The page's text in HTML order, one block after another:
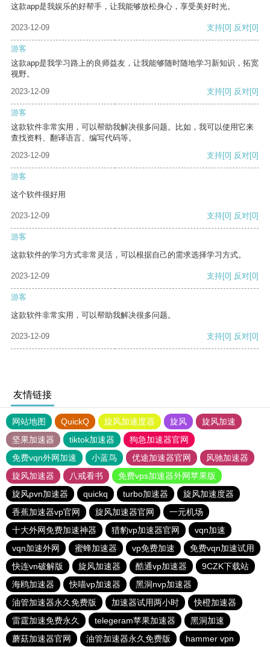
这款app是我娱乐的好帮手，让我能够放松身心，享受美好时光。
2023-12-09 支持[0] 反对[0]
游客
这款app是我学习路上的良师益友，让我能够随时随地学习新知识，拓宽
视野。
2023-12-09
支持[0] 反对[0]
游客
这款软件非常实用，可以帮助我解决很多问题。比如，我可以使用它来
查找资料、翻译语言、编写代码等。
2023-12-09
支持[0] 反对[0]
游客
这个软件很好用
2023-12-09 支持[0] 反对[0]
游客
这款软件的学习方式非常灵活，可以根据自己的需求选择学习方式。
2023-12-09 支持[0] 反对[0]
游客
这款软件非常实用，可以帮助我解决很多问题。
2023-12-09 支持[0] 反对[0]
友情链接
网站地图 QuickQ 旋风加速度器 旋风
旋风加速
坚果加速器
tiktok加速器
狗急加速器官网
免费vqn外网加速
小蓝鸟 优途加速器官网
风驰加速器
旋风加速器
八戒看书
免费vps加速器外网苹果版
旋风pvn加速器
quickq turbo加速器
旋风加速度器
香蕉加速器vp官网
旋风加速器官网
一元机场
十大外网免费加速神器
猎豹vp加速器官网
vqn加速
vqn加速外网
蜜蜂加速器 vp免费加速
免费vqn加速试用
快连vn破解版
旋风加速器 酷通vp加速器
9CZK下载站
海鸥加速器
快喵vp加速器
黑洞nvp加速器
油管加速器永久免费版
加速器试用两小时
快橙加速器
雷霆加速免费永久
telegeram苹果加速器
黑洞加速
蘑菇加速器官网
油管加速器永久免费版 hammer vpn